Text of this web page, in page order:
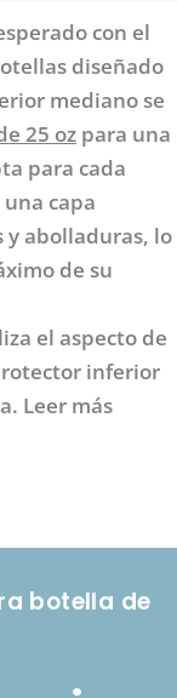
con el
diseñado
mediano se
25 oz para una
para cada
capa
y abolladuras, lo
de su
el aspecto de
inferior
Leer más
botella de